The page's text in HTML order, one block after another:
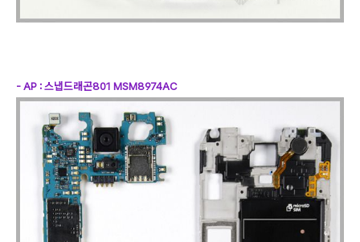
- AP : 스냅드래곤801 MSM8974AC